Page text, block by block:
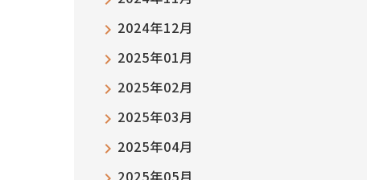
2024年12月
2025年01月
2025年02月
2025年03月
2025年04月
2025年05月